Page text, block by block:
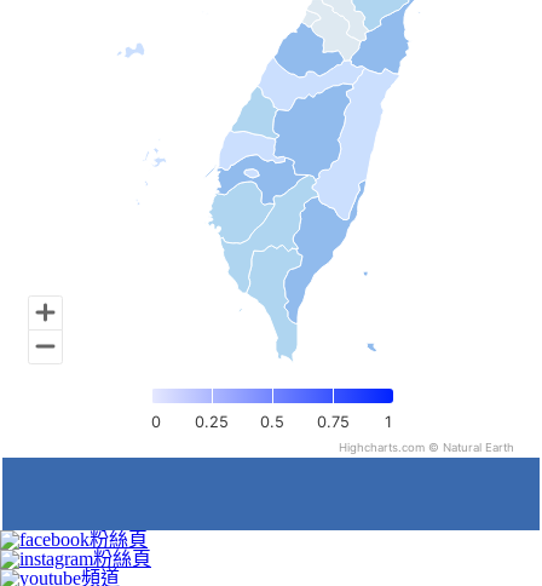
0 0.25 0.5 0.75 1
Highcharts.com © Natural Earth